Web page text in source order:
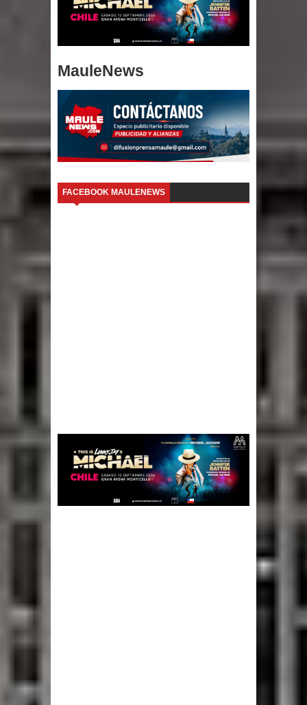
MauleNews
FACEBOOK MAULENEWS